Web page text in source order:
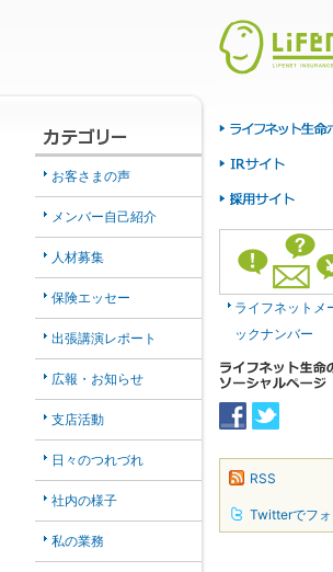
お客さまの声
メンバー自己紹介
人材募集
保険エッセー
出張講演レポート
広報・お知らせ
支店活動
日々のつれづれ
社内の様子
私の業務
ライフネットメ
ックナンバー
RSS
Twitterでフ